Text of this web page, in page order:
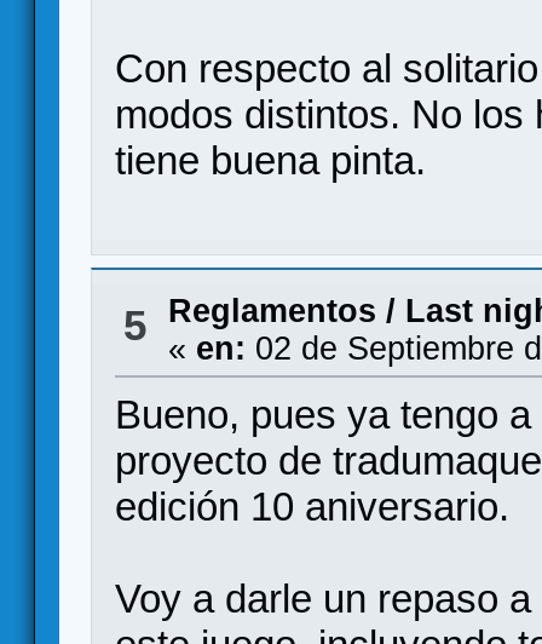
Con respecto al
modos distintos. No los
tiene buena pinta.
5 Reglamentos / Last
« en: 02 de Septiembre
Bueno, pues ya tengo
proyecto de
edición 10 aniversario.
Voy a darle un repaso